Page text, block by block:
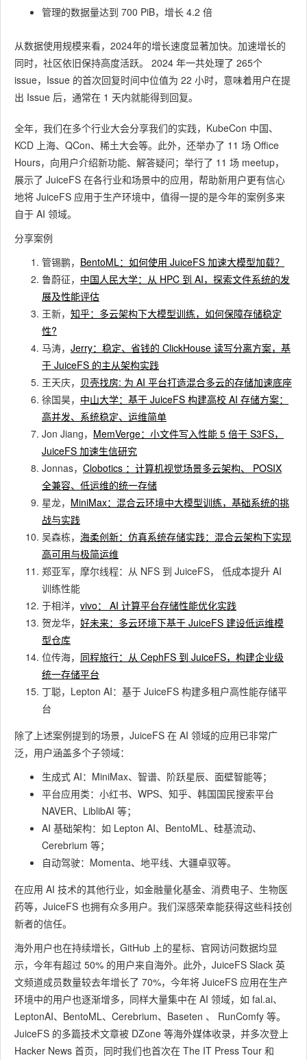
管理的数据量达到 700 PiB，增长 4.2 倍
从数据使用规模来看，2024年的增长速度显著加快。加速增长的
同时，社区依旧保持高度活跃。 2024 年一共处理了 265个
issue，Issue 的首次回复时间中位值为 22 小时，意味着用户在提
出 Issue 后，通常在 1 天内就能得到回复。
全年，我们在多个行业大会分享我们的实践，KubeCon 中国、
KCD 上海、QCon、稀土大会等。此外，还举办了 11 场 Office
Hours，向用户介绍新功能、解答疑问；举行了 11 场 meetup，
展示了 JuiceFS 在各行业和场景中的应用，帮助新用户更有信心
地将 JuiceFS 应用于生产环境中，值得一提的是今年的案例多来
自于 AI 领域。
分享案例
管锡鹏， BentoML：如何使用 JuiceFS 加速大模型加载？
鲁蔚征， 中国人民大学：从 HPC 到 AI，探索文件系统的发
展及性能评估
王新， 知乎：多云架构下大模型训练，如何保障存储稳定
性?
马涛， Jerry：稳定、省钱的 ClickHouse 读写分离方案，基
于 JuiceFS 的主从架构实践
王天庆， 贝壳找房: 为 AI 平台打造混合多云的存储加速底座
徐国昊， 中山大学：基于 JuiceFS 构建高校 AI 存储方案：
高并发、系统稳定、运维简单
Jon Jiang， MemVerge：小文件写入性能 5 倍于 S3FS，
JuiceFS 加速生信研究
Jonnas， Clobotics ：计算机视觉场景多云架构、 POSIX
全兼容、低运维的统一存储
星龙， MiniMax：混合云环境中大模型训练，基础系统的挑
战与实践
吴森栋， 海柔创新：仿真系统存储实践：混合云架构下实现
高可用与极简运维
郑亚军，摩尔线程：从 NFS 到 JuiceFS， 低成本提升 AI
训练性能
于相洋， vivo： AI 计算平台存储性能优化实践
贺龙华， 好未来：多云环境下基于 JuiceFS 建设低运维模
型仓库
位传海， 同程旅行：从 CephFS 到 JuiceFS，构建企业级
统一存储平台
丁聪，Lepton AI：基于 JuiceFS 构建多租户高性能存储平
台
除了上述案例提到的场景，JuiceFS 在 AI 领域的应用已非常广
泛，用户涵盖多个子领域：
生成式 AI：MiniMax、智谱、阶跃星辰、面壁智能等；
平台应用类：小红书、WPS、知乎、韩国国民搜索平台
NAVER、LiblibAI 等；
AI 基础架构：如 Lepton AI、BentoML、硅基流动、
Cerebrium 等；
自动驾驶：Momenta、地平线、大疆卓驭等。
在应用 AI 技术的其他行业，如金融量化基金、消费电子、生物医
药等，JuiceFS 也拥有众多用户。我们深感荣幸能获得这些科技创
新者的信任。
海外用户也在持续增长，GitHub 上的星标、官网访问数据均显
示，今年有超过 50% 的用户来自海外。此外，JuiceFS Slack 英
文频道成员数量较去年增长了 70%，今年将 JuiceFS 应用在生产
环境中的用户也逐渐增多，同样大量集中在 AI 领域，如 fal.ai、
LeptonAI、BentoML、Cerebrium、Baseten 、 RunComfy 等。
JuiceFS 的多篇技术文章被 DZone 等海外媒体收录，并多次登上
Hacker News 首页，同时我们也首次在 The IT Press Tour 和